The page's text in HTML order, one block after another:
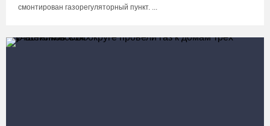
смонтирован газорегуляторный пункт. ...